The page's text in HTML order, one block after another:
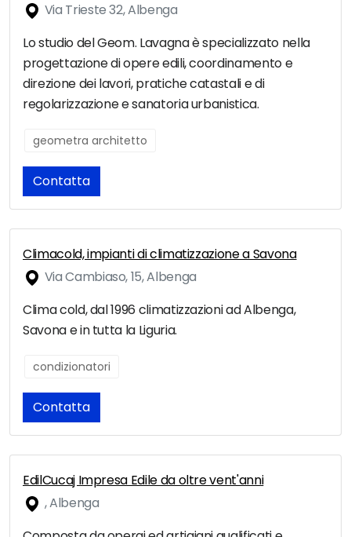
Via Trieste 32, Albenga
Lo studio del Geom. Lavagna è specializzato nella
progettazione di opere edili, coordinamento e
direzione dei lavori, pratiche catastali e di
regolarizzazione e sanatoria urbanistica.
geometra architetto
Contatta
Climacold, impianti di climatizzazione a Savona
Via Cambiaso, 15, Albenga
Clima cold, dal 1996 climatizzazioni ad Albenga,
Savona e in tutta la Liguria.
condizionatori
Contatta
EdilCucaj Impresa Edile da oltre vent'anni
, Albenga